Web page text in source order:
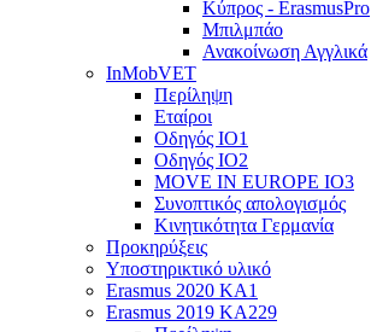
Κύπρος - ErasmusPro
Μπιλμπάο
Ανακοίνωση Αγγλικά
InMobVET
Περίληψη
Εταίροι
Οδηγός ΙΟ1
Οδηγός ΙΟ2
MOVE IN EUROPE IO3
Συνοπτικός απολογισμός
Κινητικότητα Γερμανία
Προκηρύξεις
Υποστηρικτικό υλικό
Erasmus 2020 KA1
Erasmus 2019 KA229